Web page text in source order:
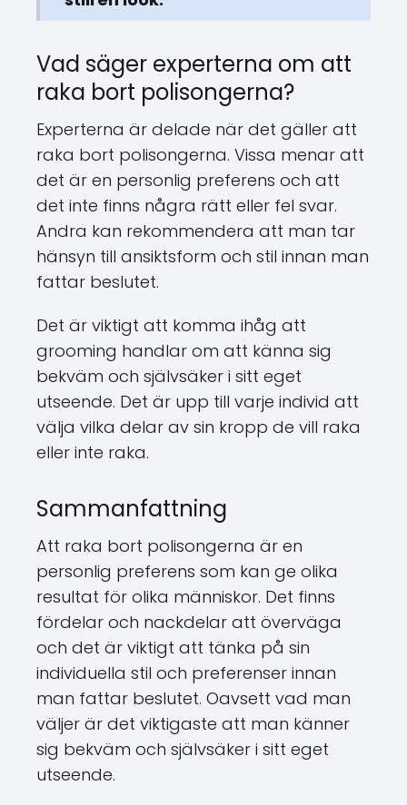
Vad säger experterna om att
raka bort polisongerna?
Experterna är delade när det gäller att
raka bort polisongerna. Vissa menar att
det är en personlig preferens och att
det inte finns några rätt eller fel svar.
Andra kan rekommendera att man tar
hänsyn till ansiktsform och stil innan man
fattar beslutet.
Det är viktigt att komma ihåg att
grooming handlar om att känna sig
bekväm och självsäker i sitt eget
utseende. Det är upp till varje individ att
välja vilka delar av sin kropp de vill raka
eller inte raka.
Sammanfattning
Att raka bort polisongerna är en
personlig preferens som kan ge olika
resultat för olika människor. Det finns
fördelar och nackdelar att överväga
och det är viktigt att tänka på sin
individuella stil och preferenser innan
man fattar beslutet. Oavsett vad man
väljer är det viktigaste att man känner
sig bekväm och självsäker i sitt eget
utseende.